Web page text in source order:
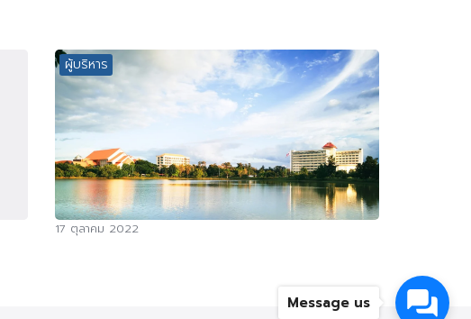
ผู้บริหาร
17 ตุลาคม 2022
Message us